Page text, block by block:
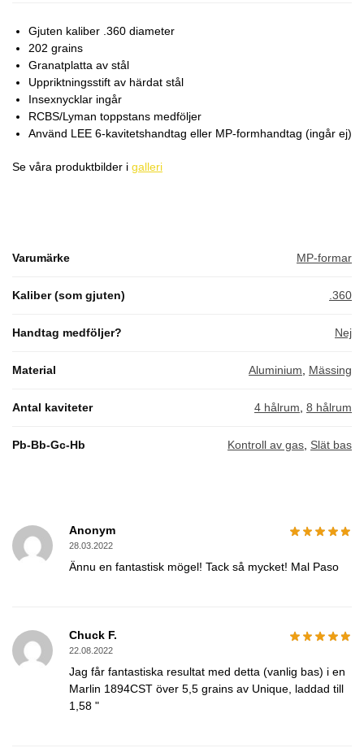
Gjuten kaliber .360 diameter
202 grains
Granatplatta av stål
Uppriktningsstift av härdat stål
Insexnycklar ingår
RCBS/Lyman toppstans medföljer
Använd LEE 6-kavitetshandtag eller MP-formhandtag (ingår ej)
Se våra produktbilder i galleri
Varumärke MP-formar
Kaliber (som gjuten) .360
Handtag medföljer? Nej
Material Aluminium Mässing
Antal kaviteter 4 hålrum 8 hålrum
Pb-Bb-Gc-Hb Kontroll av gas Slät bas
Anonym
28.03.2022
Ännu en fantastisk mögel! Tack så mycket! Mal Paso
Chuck F.
22.08.2022
Jag får fantastiska resultat med detta (vanlig bas) i en
Marlin 1894CST över 5,5 grains av Unique, laddad till
1,58 "